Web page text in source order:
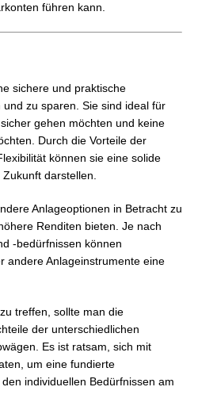
führen kann.
sichere und praktische
zu sparen. Sie sind ideal für
gehen möchten und keine
Durch die Vorteile der
können sie eine solide
darstellen.
Anlageoptionen in Betracht zu
Renditen bieten. Je nach
-bedürfnissen können
andere Anlageinstrumente eine
treffen, sollte man die
der unterschiedlichen
Es ist ratsam, sich mit
um eine fundierte
individuellen Bedürfnissen am